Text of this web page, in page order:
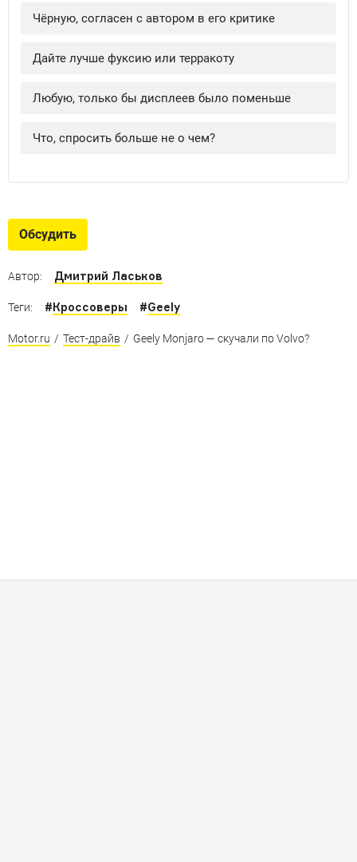
Обсудить
Автор: Дмитрий Ласьков
Теги: #Кроссоверы #Geely
Motor.ru / Тест-драйв / Geely Monjaro — скучали по Volvo?